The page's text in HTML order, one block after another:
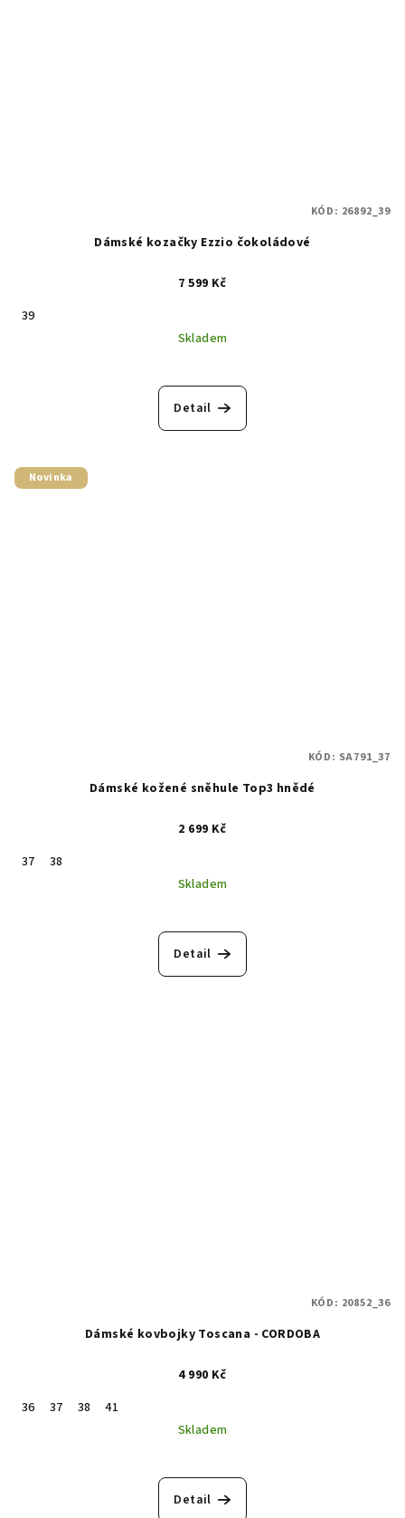
Dámské kozačky Ezzio čokoládové
7 599 Kč
39
Skladem
Detail
KÓD: 26892_39
Novinka
Dámské kožené sněhule Top3 hnědé
2 699 Kč
37
38
Skladem
Detail
KÓD: SA791_37
Dámské kovbojky Toscana - CORDOBA
4 990 Kč
36
37 38
41
Skladem
Detail
KÓD: 20852_36